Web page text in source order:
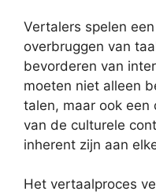
Vertalers spelen
overbruggen van
bevorderen van
moeten niet alleen
talen, maar ook
van de culturele
inherent zijn aan
Het vertaalproces